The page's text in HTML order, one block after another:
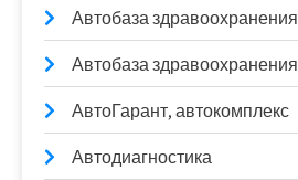
Автобаза здравоохранения
Автобаза здравоохранения
АвтоГарант, автокомплекс
Автодиагностика